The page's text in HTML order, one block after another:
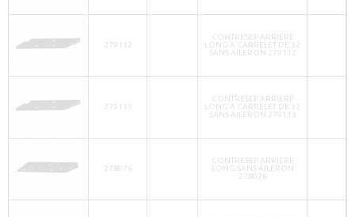
279112
CONTRESEP ARRIERE
LONG A CARRELET DE 32
SANS AILERON 279112
279113
CONTRESEP ARRIERE
LONG A CARRELET DE 32
SANS AILERON 279113
278076
CONTRESEP ARRIERE
LONG SANS AILERON
278076